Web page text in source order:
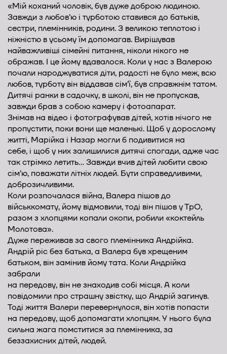
«Мій коханий чоловік, був дуже доброю людиною.
Завжди з любов’ю і турботою ставився до батьків,
сестри, племінників, родини. З великою теплотою і
ніжністю в усьому їм допомагав. Вирішував
найважливіші сімейні питання, ніколи нікого не
ображав. І це йому вдавалося. Коли у нас з Валерою
почали народжуватися діти, радості не було меж, всю
любов, турботу він віддавав сім’ї, був справжнім татом.
Дитячі ранки в садочку, в школі, він не пропускав,
завжди брав з собою камеру і фотоапарат.
Знімав на відео і фотографував дітей, хотів нічого не
пропустити, поки вони ще маленькі. Щоб у дорослому
житті, Марійка і Назар могли б подивитися на
себе, і щоб у них залишилися дитячі спогади, адже час
так стрімко летить… Завжди вчив дітей любити свою
сім’ю, поважати літніх людей. Бути справедливими,
доброзичливими.
Коли розпочалася війна, Валера пішов до
військкомату, йому відмовили, тоді він пішов у ТрО,
разом з хлопцями копали окопи, робили «коктейль
Молотова».
Дуже переживав за свого племінника Андрійка.
Андрій ріс без батька, а Валера був хрещеним
батьком, він замінив йому тата. Коли Андрійка
забрали
на передову, він не знаходив собі місця. А коли
повідомили про страшну звістку, що Андрій загинув.
Тоді життя Валери перевернулося, він хотів попасти
на передову, щоб допомагати хлопцям. У нього була
сильна жага помститися за племінника, за
беззахисних дітей, людей.